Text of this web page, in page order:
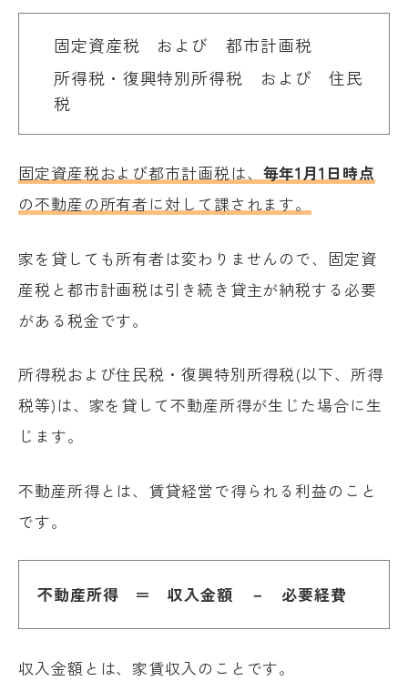
固定資産税 および 都市計画税
所得税・復興特別所得税 および 住民
税
固定資産税および都市計画税は、 毎年1月1日時点
の不動産の所有者に対して課されます。
家を貸しても所有者は変わりませんので、固定資
産税と都市計画税は引き続き貸主が納税する必要
がある税金です。
所得税および住民税・復興特別所得税(以下、所得
税等)は、家を貸して不動産所得が生じた場合に生
じます。
不動産所得とは、賃貸経営で得られる利益のこと
です。
不動産所得 ＝ 収入金額 － 必要経費
収入金額とは、家賃収入のことです。